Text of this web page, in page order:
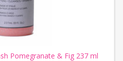
Pomegranate & Fig 237 ml